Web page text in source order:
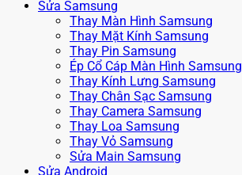
Sửa Samsung
Thay Màn Hình Samsung
Thay Mặt Kính Samsung
Thay Pin Samsung
Ép Cổ Cáp Màn Hình Samsung
Thay Kính Lưng Samsung
Thay Chân Sạc Samsung
Thay Camera Samsung
Thay Loa Samsung
Thay Vỏ Samsung
Sửa Main Samsung
Sửa Android